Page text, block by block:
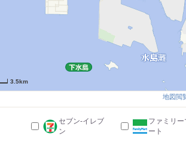
3.5km
地図閲
セブン-イレブ
ン
ファミリー
ート